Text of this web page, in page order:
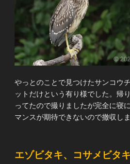
やっとのことで見つけたサンコウ
ットだけという有り様でした。帰
ってたので撮りましたが完全に寝
マンスが期待できないので撤収しま
エゾビタキ、コサメビタ